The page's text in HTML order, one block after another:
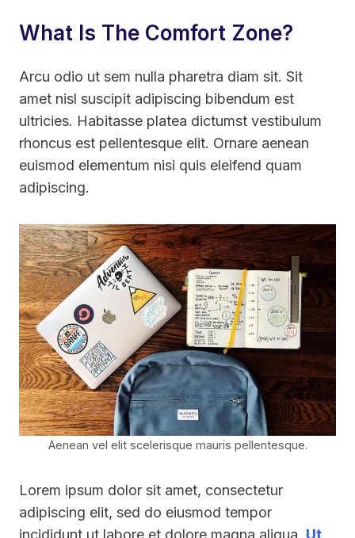
What Is The Comfort Zone?
Arcu odio ut sem nulla pharetra diam sit. Sit
amet nisl suscipit adipiscing bibendum est
ultricies. Habitasse platea dictumst vestibulum
rhoncus est pellentesque elit. Ornare aenean
euismod elementum nisi quis eleifend quam
adipiscing.
Aenean vel elit scelerisque mauris pellentesque.
Lorem ipsum dolor sit amet, consectetur
adipiscing elit, sed do eiusmod tempor
incididunt ut labore et dolore magna aliqua. Ut